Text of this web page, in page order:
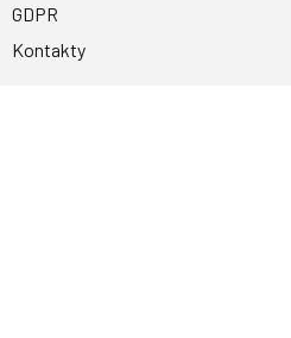
GDPR
Kontakty